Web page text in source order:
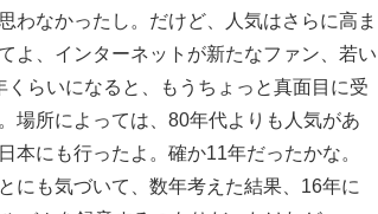
わなかったし。だけど、人気はさらに高ま
よ、インターネットが新たなファン、若い
らいになると、もうちょっと真面目に受
場所によっては、80年代よりも人気があ
本にも行ったよ。確か11年だったかな。
にも気づいて、数年考えた結果、16年に